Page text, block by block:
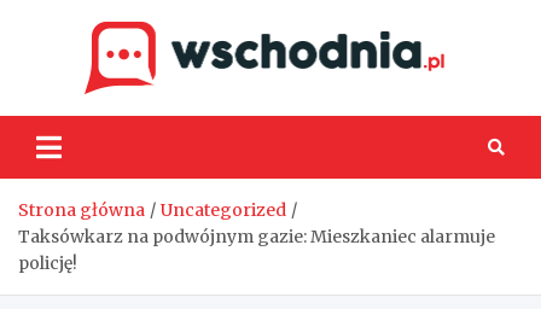
Strona główna
Uncategorized
Taksówkarz na podwójnym gazie: Mieszkaniec alarmuje
policję!